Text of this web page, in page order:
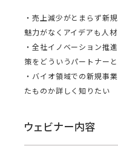
・売上減少がとまらず新
魅力がなくアイデアも人
・全社イノベーション推
策をどういうパートナー
・バイオ領域での新規事
たものか詳しく知りたい
ウェビナー内容